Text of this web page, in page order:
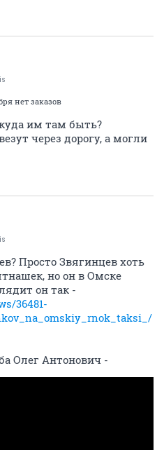
нет заказов
им там быть?
через дорогу, а могли
Просто Звягинцев хоть
но он в Омске
он так -
36481-
Олег Антонович -